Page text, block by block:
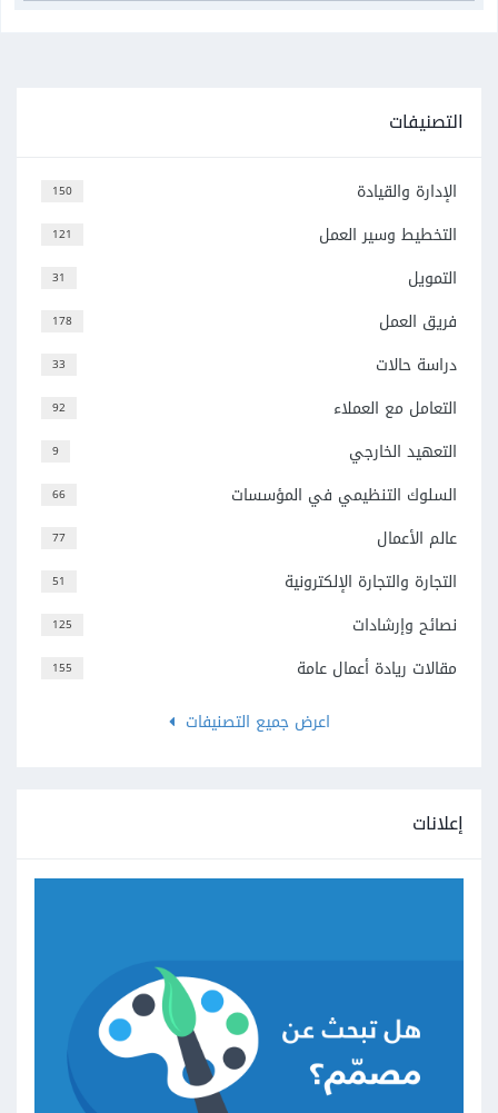
التصنيفات
150 الإدارة والقيادة
121 التخطيط وسير العمل
31 التمويل
178 فريق العمل
33 دراسة حالات
92 التعامل مع العملاء
9 التعهيد الخارجي
66 السلوك التنظيمي في المؤسسات
77 عالم الأعمال
51 التجارة والتجارة الإلكترونية
125 نصائح وإرشادات
155
مقالات ريادة أعمال عامة
اعرض جميع التصنيفات
إعلانات